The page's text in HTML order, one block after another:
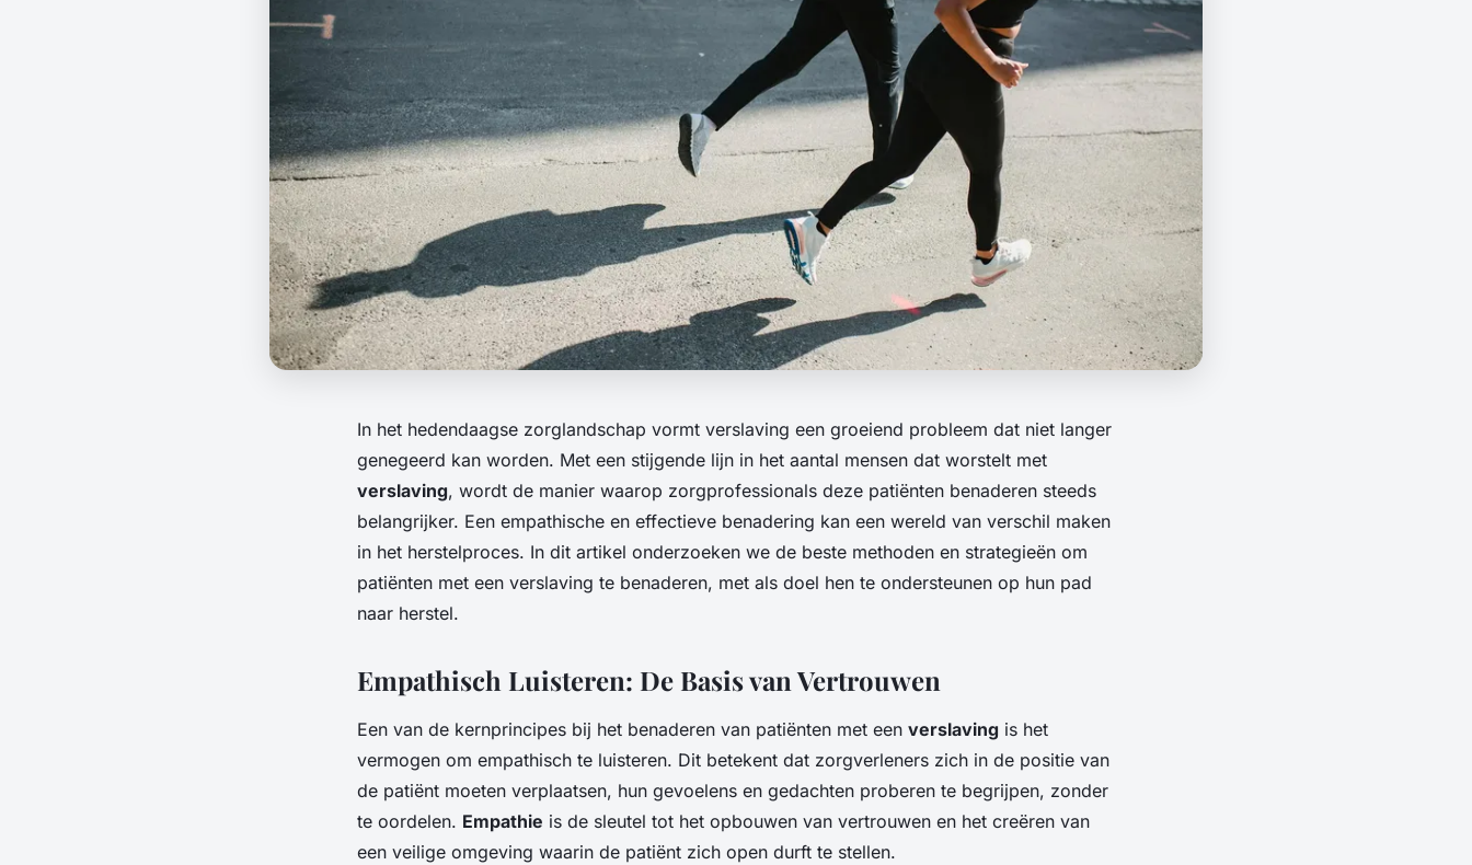
In het hedendaagse zorglandschap vormt verslaving een groeiend probleem dat niet langer
genegeerd kan worden. Met een stijgende lijn in het aantal mensen dat worstelt met
verslaving, wordt de manier waarop zorgprofessionals deze patiënten benaderen steeds
belangrijker. Een empathische en effectieve benadering kan een wereld van verschil maken
in het herstelproces. In dit artikel onderzoeken we de beste methoden en strategieën om
patiënten met een verslaving te benaderen, met als doel hen te ondersteunen op hun pad
naar herstel.
Empathisch Luisteren: De Basis van Vertrouwen
Een van de kernprincipes bij het benaderen van patiënten met een verslaving is het
vermogen om empathisch te luisteren. Dit betekent dat zorgverleners zich in de positie van
de patiënt moeten verplaatsen, hun gevoelens en gedachten proberen te begrijpen, zonder
te oordelen. Empathie is de sleutel tot het opbouwen van vertrouwen en het creëren van
een veilige omgeving waarin de patiënt zich open durft te stellen.